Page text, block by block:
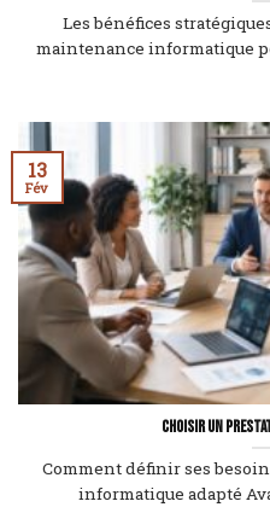
Les bénéfices
maintenance informatique
Choisir un
Comment définir ses
informatique adapté
13
Fév